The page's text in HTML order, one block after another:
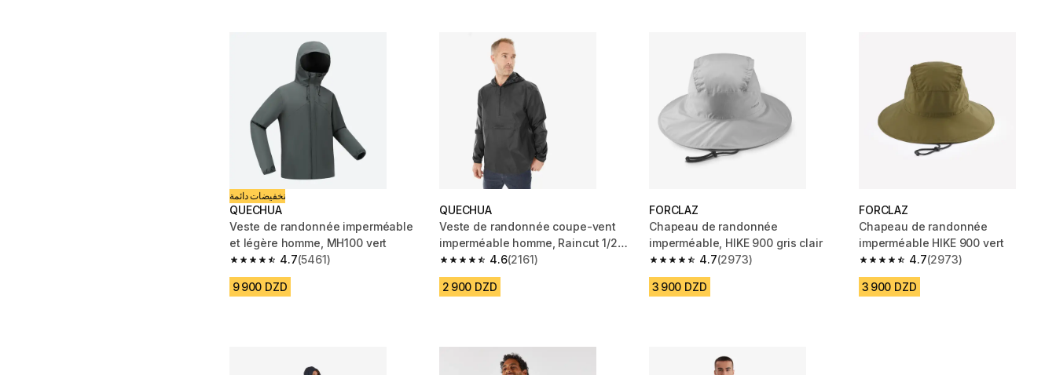
تخفيضات دائمة
QUECHUA
Veste de randonnée imperméable
et légère homme, MH100 vert
4.7
4.7 out of 5 stars from 5461 reviews
(5461)
9 900 DZD
QUECHUA
Veste de randonnée coupe-vent
imperméable homme, Raincut 1/2
Zip noir
4.6
4.6 out of 5 stars from 2161 reviews
(2161)
2 900 DZD
FORCLAZ
Chapeau de randonnée
imperméable, HIKE 900 gris clair
4.7
4.7 out of 5 stars from 2973 reviews
(2973)
3 900 DZD
FORCLAZ
Chapeau de randonnée
imperméable HIKE 900 vert
4.7
4.7 out of 5 stars from 2973 reviews
(2973)
3 900 DZD